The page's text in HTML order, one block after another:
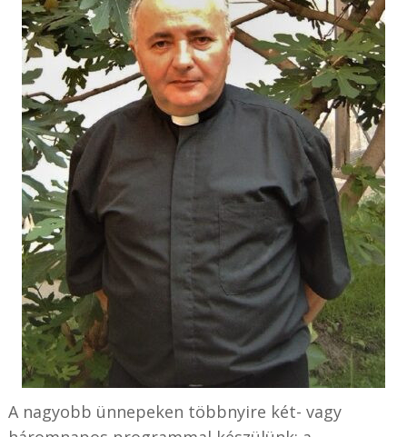
A nagyobb ünnepeken többnyire két- vagy